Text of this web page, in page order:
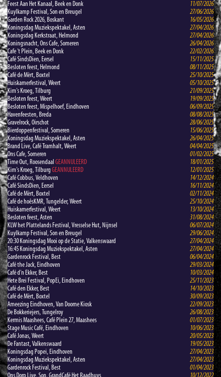
Feest Aan Het Kanaal, Beek en Donk
11/07/2026
Kuylkamp Festival, Son en Breugel
27/06/2026
Garden Rock 2026, Boskant
16/05/2026
Koningsdag Muziekspektakel, Asten
27/04/2026
Koningsdag Kerkstraat, Helmond
27/04/2026
Koningsnacht, Ons Cafe, Someren
26/04/2026
Cafe 't Plein, Beek en Donk
22/02/2026
Café SindsDien, Eersel
15/11/2025
Besloten feest, Helmond
08/11/2025
Café de Mèrt, Boxtel
25/10/2025
Huiskamerfestival, Weert
05/10/2025
Kim's Kroeg, Tilburg
21/09/2025
Besloten feest, Weert
19/09/2025
Besloten feest, Mispelhoef, Eindhoven
06/09/2025
Havenfeesten, Breda
08/08/2025
Gravelrock, Oirschot
28/06/2025
Bierdoppenfestival, Someren
15/06/2025
Koningsdag Muziekspektakel, Asten
26/04/2025
Brand Live, Café Tramhalt, Weert
04/04/2025
Ons Cafe, Someren
01/02/2025
Time Out, Roosendaal GEANNULEERD
18/01/2025
Kim's Kroeg, Tilburg GEANNULEERD
12/01/2025
Café Cobbus, Veldhoven
14/12/2024
Café SindsDien, Eersel
16/11/2024
Café de Mèrt, Boxtel
02/11/2024
Café de hoêsKMR, Tungelder, Weert
25/10/2024
Huiskamerfestival, Weert
13/10/2024
Besloten feest, Asten
31/08/2024
KLW het Plattelands Festival, Vresselse Hut, Nijnsel
06/07/2024
Kuylkamp Festival, Son en Breugel
29/06/2024
20:30 Koningsdag Mooi op de Statie, Valkenswaard
27/04/2024
16:45 Koningsdag Muziekspektakel, Asten
27/04/2024
Gardenrock Festival, Best
06/04/2024
Café the Jack, Eindhoven
29/03/2024
Café d'n Ekker, Best
10/03/2024
Hete Brei Festival, PopEi, Eindhoven
25/11/2023
Café den Ekker, Best
14/10/2023
Café de Mèrt, Boxtel
30/09/2023
Ameezing Eindhoven, Van Doorne Kiosk
22/09/2023
De Bokkeriejers, Tungelroy
26/08/2023
Kermis Maashees, Café Plein 27, Maashees
01/07/2023
Stage Music Café, Eindhoven
10/06/2023
Café Jonas, Weert
20/05/2023
De Fantast, Valkenswaard
19/05/2023
Koningsdag Popei, Eindhoven
27/04/2023
Koningsdag Muziekspektakel, Asten
27/04/2023
Gardenrock Festival, Best
01/04/2023